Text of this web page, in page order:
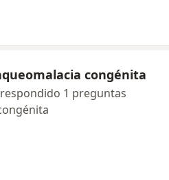
congénita
1 preguntas